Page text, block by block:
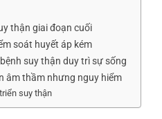
thận giai đoạn cuối
soát huyết áp kém
suy thận duy trì sự sống
âm thầm nhưng nguy hiểm
suy thận